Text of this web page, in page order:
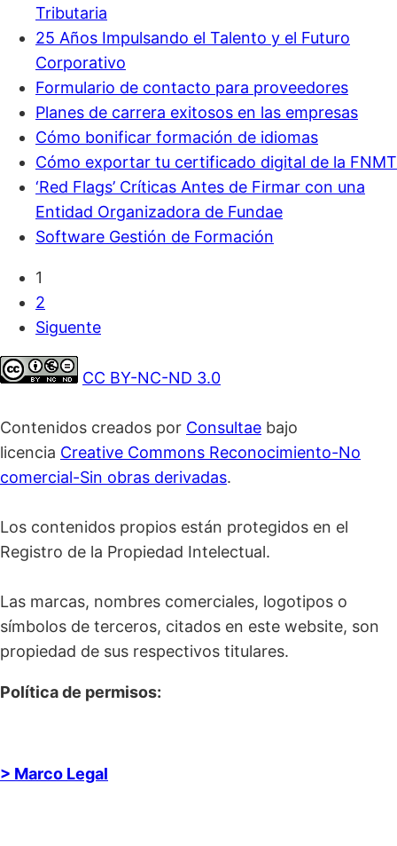
Tributaria
25 Años Impulsando el Talento y el Futuro
Corporativo
Formulario de contacto para proveedores
Planes de carrera exitosos en las empresas
Cómo bonificar formación de idiomas
Cómo exportar tu certificado digital de la FNMT
‘Red Flags’ Críticas Antes de Firmar con una
Entidad Organizadora de Fundae
Software Gestión de Formación
1
2
Siguente
CC BY-NC-ND 3.0
Contenidos creados por Consultae bajo
licencia Creative Commons Reconocimiento-No
comercial-Sin obras derivadas.
Los contenidos propios están protegidos en el
Registro de la Propiedad Intelectual.
Las marcas, nombres comerciales, logotipos o
símbolos de terceros, citados en este website, son
propiedad de sus respectivos titulares.
Política de permisos:
> Marco Legal